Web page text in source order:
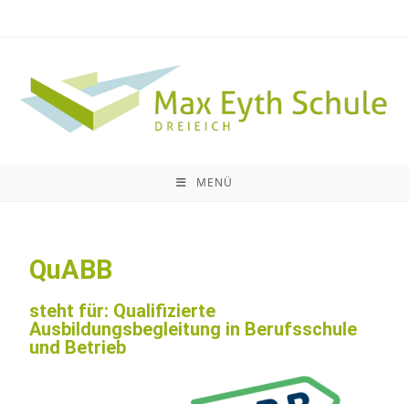
MENÜ
QuABB
steht für: Qualifizierte
Ausbildungsbegleitung in Berufsschule
und Betrieb